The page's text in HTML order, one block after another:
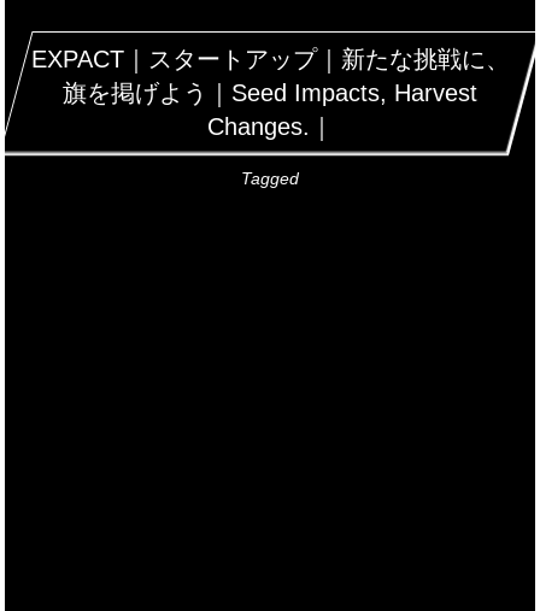
EXPACT｜スタートアップ｜新たな挑戦に、
旗を掲げよう｜Seed Impacts, Harvest
Changes.｜
Tagged